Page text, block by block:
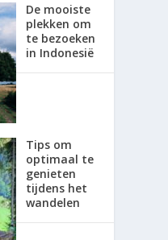
De mooiste
plekken om
te bezoeken
in Indonesië
Tips om
optimaal te
genieten
tijdens het
wandelen